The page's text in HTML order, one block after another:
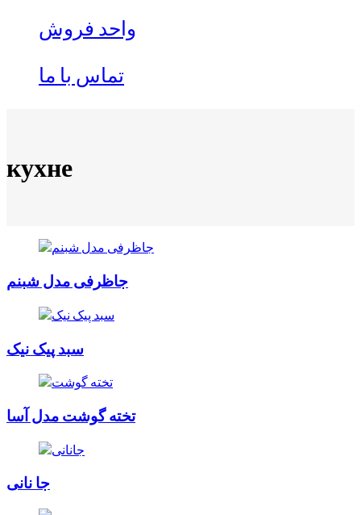
واحد فروش
تماس با ما
кухне
جاظرفی مدل شبنم
سبد پیک نیک
تخته گوشت مدل آسا
جا نانی